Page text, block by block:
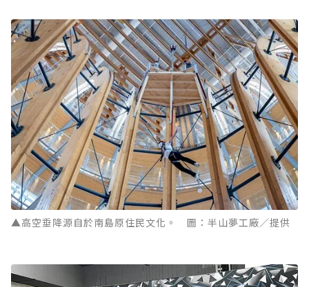
▲高空垂降源自於南島原住民文化。 圖：半山夢工廠／提供